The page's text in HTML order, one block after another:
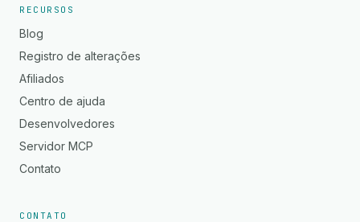
RECURSOS
Blog
Registro de alterações
Afiliados
Centro de ajuda
Desenvolvedores
Servidor MCP
Contato
CONTATO